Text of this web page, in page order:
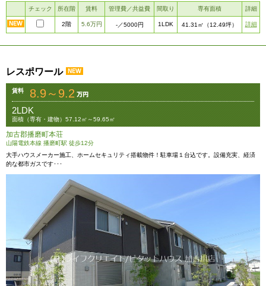
チェック 所在階 賃料 管理費／共益費 間取り 専有面積 詳細
2階 5.6万円 -／5000円 1LDK 41.31㎡ （12.49坪） 詳細
レスポワール
賃料 8.9～9.2
2LDK
面積（専有・建物）57.12㎡～59.65㎡
加古郡播磨町本荘
山陽電鉄本線 播磨町駅 徒歩12分
大手ハウスメーカー施工、ホームセキュリティ搭載物件！駐車場１台込です。設備充実、経済
的な都市ガスです･･･